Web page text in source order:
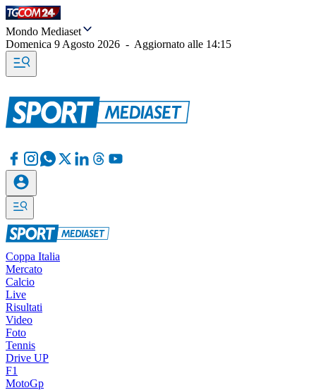
Mondo Mediaset
Domenica 9 Agosto 2026 - Aggiornato alle 14:15
Coppa Italia
Mercato
Calcio
Live
Risultati
Video
Foto
Tennis
Drive UP
F1
MotoGp